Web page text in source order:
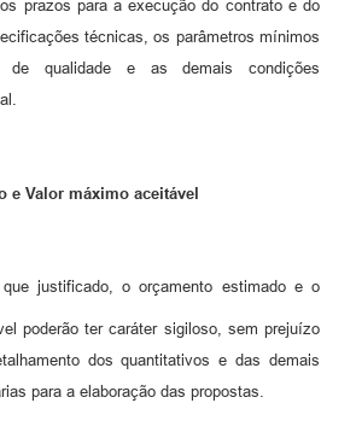
prazos para a execução do contrato e do
técnicas, os parâmetros mínimos
de qualidade e as demais condições
e Valor máximo aceitável
que justificado, o orçamento estimado e o
poderão ter caráter sigiloso, sem prejuízo
dos quantitativos e das demais
para a elaboração das propostas.